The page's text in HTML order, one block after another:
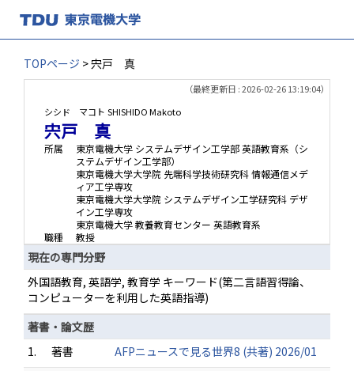
TOPページ > 宍戸 真
（最終更新日 : 2026-02-26 13:19:04）
シシド マコト SHISHIDO Makoto
宍戸 真
所属
東京電機大学 システムデザイン工学部 英語教育系（シ
ステムデザイン工学部）
東京電機大学大学院 先端科学技術研究科 情報通信メデ
ィア工学専攻
東京電機大学大学院 システムデザイン工学研究科 デザ
イン工学専攻
東京電機大学 教養教育センター 英語教育系
職種
教授
現在の専門分野
外国語教育, 英語学, 教育学 キーワード(第二言語習得論、
コンピューターを利用した英語指導)
著書・論文歴
1.
著書
AFPニュースで見る世界8 (共著) 2026/01